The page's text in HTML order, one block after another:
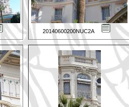
20140600200NUC2A